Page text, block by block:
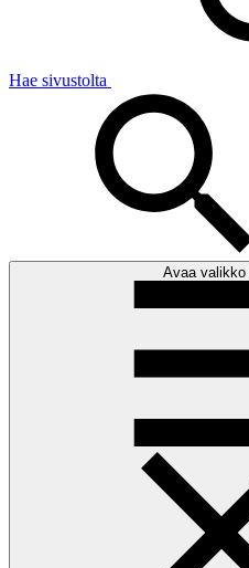
Hae sivustolta
Avaa valikko